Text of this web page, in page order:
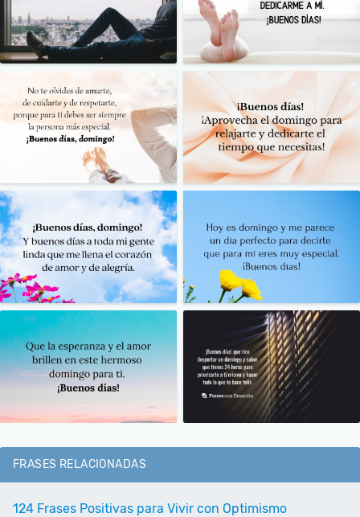
FRASES RELACIONADAS
124 Frases Positivas para Vivir con Optimismo